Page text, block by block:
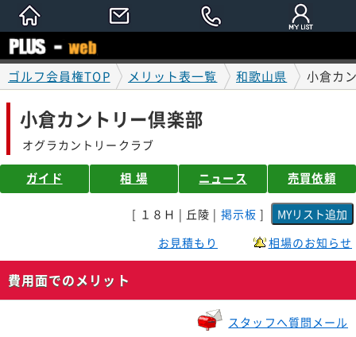
ゴルフ会員権TOP メリット表一覧 和歌山県 小倉カ
小倉カントリー倶楽部
オグラカントリークラブ
ガイド 相 場 ニュース 売買依頼
[ １８Ｈ | 丘陵 | 掲示板 ]
お見積もり
相場のお知らせ
費用面でのメリット
スタッフへ質問メール